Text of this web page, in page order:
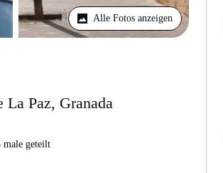
Alle Fotos anzeigen
Paz, Granada
male geteilt